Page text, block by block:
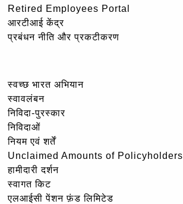
Retired Employees Portal
आरटीआई केंद्र
प्रबंधन नीति और प्रकटीकरण
स्वच्छ भारत अभियान
स्वावलंबन
निविदा-पुरस्कार
निविदाओं
नियम एवं शर्तें
Unclaimed Amounts of Policyholders
हामीदारी दर्शन
स्वागत किट
एलआईसी पेंशन फ़ंड लिमिटेड